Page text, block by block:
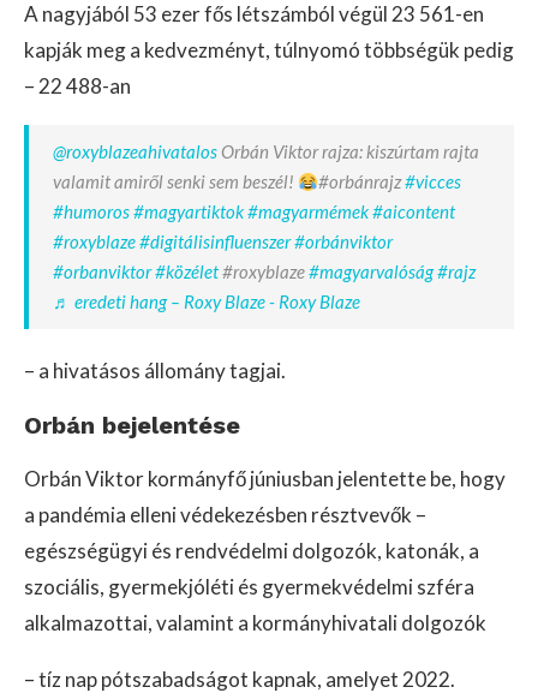
A nagyjából 53 ezer fős létszámból végül 23 561-en
kapják meg a kedvezményt, túlnyomó többségük pedig
– 22 488-an
@roxyblazeahivatalosOrbán Viktor rajza: kiszúrtam rajta
valamit amiről senki sem beszél!
#orbánrajz#vicces
#humoros#magyartiktok#magyarmémek#aicontent
#roxyblaze#digitálisinfluenszer#orbánviktor
#orbanviktor#közélet#roxyblaze#magyarvalóság#rajz
♬ eredeti hang – Roxy Blaze - Roxy Blaze
– a hivatásos állomány tagjai.
Orbán bejelentése
Orbán Viktor kormányfő júniusban jelentette be, hogy
a pandémia elleni védekezésben résztvevők –
egészségügyi és rendvédelmi dolgozók, katonák, a
szociális, gyermekjóléti és gyermekvédelmi szféra
alkalmazottai, valamint a kormányhivatali dolgozók
– tíz nap pótszabadságot kapnak, amelyet 2022.